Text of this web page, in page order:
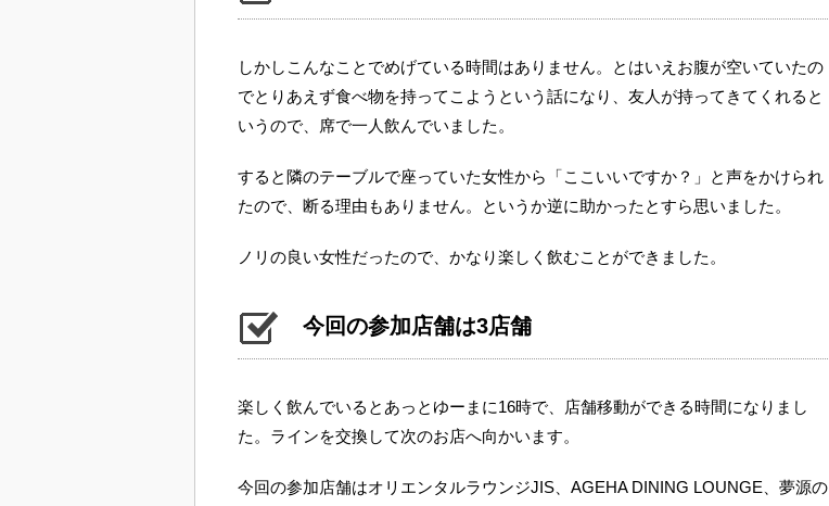
しかしこんなことでめげている時間はありません。とはいえお腹が空いていたの
でとりあえず食べ物を持ってこようという話になり、友人が持ってきてくれると
いうので、席で一人飲んでいました。
すると隣のテーブルで座っていた女性から「ここいいですか？」と声をかけられ
たので、断る理由もありません。というか逆に助かったとすら思いました。
ノリの良い女性だったので、かなり楽しく飲むことができました。
今回の参加店舗は3店舗
楽しく飲んでいるとあっとゆーまに16時で、店舗移動ができる時間になりまし
た。ラインを交換して次のお店へ向かいます。
今回の参加店舗はオリエンタルラウンジJIS、AGEHA DINING LOUNGE、夢源の